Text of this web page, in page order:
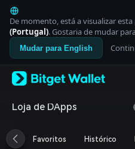
English
日本語
Tiếng Việt
Русский
Español (Latinoamérica)
Italiano
Deutsch
繁體中文
Português (Portugal)
De momento, está a visualizar
(Portugal). Gostaria de mudar
Mudar para English
Loja de DApps
Favoritos Histórico